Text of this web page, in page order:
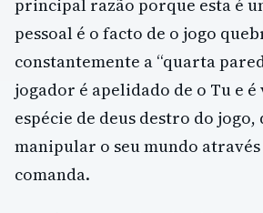
principal razão porque esta é
pessoal é o facto de o jogo
constantemente a “quarta
jogador é apelidado de o Tu e
espécie de deus destro do jogo,
manipular o seu mundo
comanda.